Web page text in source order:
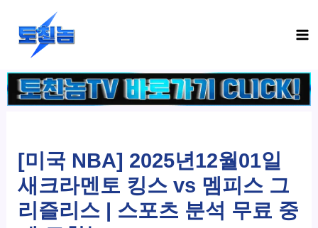
건
너
[미국 NBA] 2025년12월01일
새크라멘토 킹스 vs 멤피스 그
리즐리스 | 스포츠 분석 무료 중